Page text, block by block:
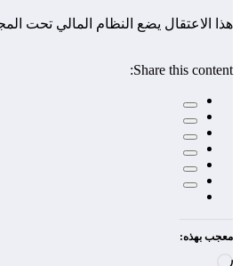
هذا الاعتقال يضع النظام المالي تحت
Share this content:
معجب بهذه: